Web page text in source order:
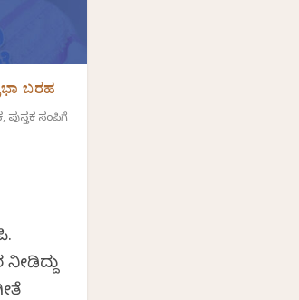
ಬರಹ
, ಪುಸ್ತಕ ಸಂಪಿಗೆ